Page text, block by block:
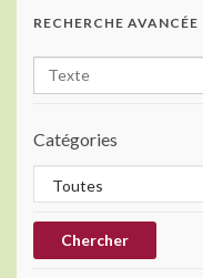
RECHERCHE AVANCÉE
Catégories